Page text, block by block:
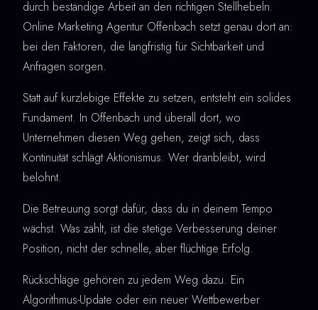
durch beständige Arbeit an den richtigen Stellhebeln.
Online Marketing Agentur Offenbach setzt genau dort an:
bei den Faktoren, die langfristig für Sichtbarkeit und
Anfragen sorgen.
Statt auf kurzlebige Effekte zu setzen, entsteht ein solides
Fundament. In Offenbach und überall dort, wo
Unternehmen diesen Weg gehen, zeigt sich, dass
Kontinuität schlägt Aktionismus. Wer dranbleibt, wird
belohnt.
Die Betreuung sorgt dafür, dass du in deinem Tempo
wächst. Was zählt, ist die stetige Verbesserung deiner
Position, nicht der schnelle, aber flüchtige Erfolg.
Rückschläge gehören zu jedem Weg dazu. Ein
Algorithmus-Update oder ein neuer Wettbewerber